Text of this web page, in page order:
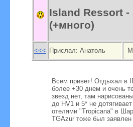
Island Ressort
(+много)
<<< Прислал: Анатоль
Всем привет! Отдыхал в
более +30 днем и очень
звезд нет, там
до HV1 и 5* не
отелями "Tropicana" в
TGAzur тоже был заявлен